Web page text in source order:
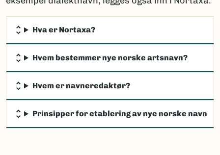
Hva er Nortaxa?
Hvem bestemmer nye norske artsnavn?
Hvem er navneredaktør?
Prinsipper for etablering av nye norske navn